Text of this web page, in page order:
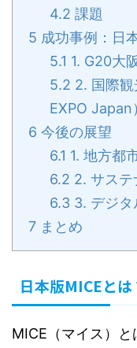
4.2 課題
5 成功事例：日
5.1 1. G20大
5.2 2. 国際
EXPO Japan
6 今後の展望
6.1 1. 地方都
6.2 2. サステ
6.3 3. デジ
7 まとめ
日本版MICEとは
MICE（マイス）と